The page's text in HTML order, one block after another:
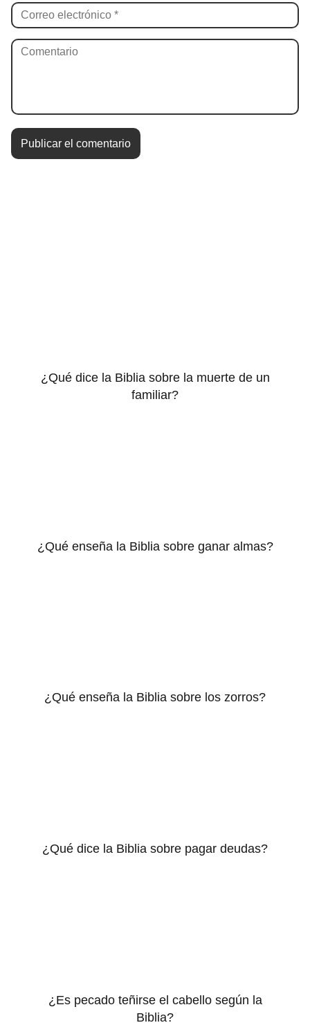
¿Qué dice la Biblia sobre la muerte de un
familiar?
¿Qué enseña la Biblia sobre ganar almas?
¿Qué enseña la Biblia sobre los zorros?
¿Qué dice la Biblia sobre pagar deudas?
¿Es pecado teñirse el cabello según la
Biblia?